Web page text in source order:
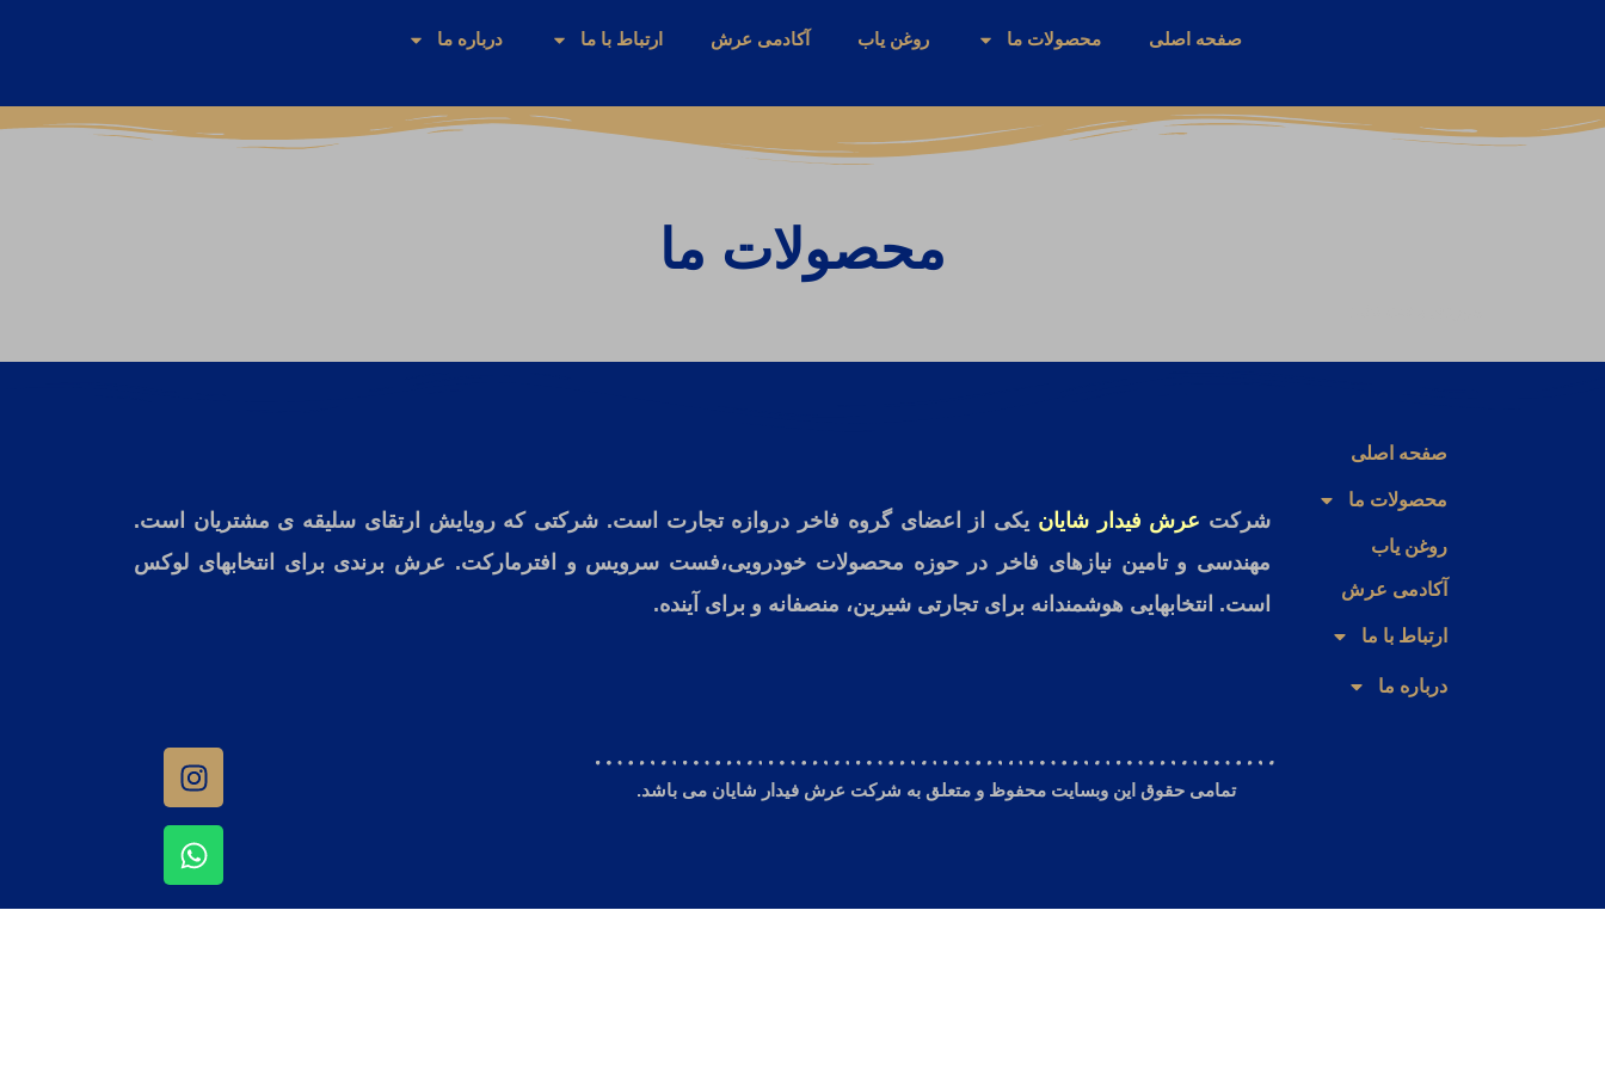
صفحه اصلی محصولات ما روغن یاب آکادمی عرش ارتباط با ما درباره ما
محصولات ما
صفحه اصلی
محصولات ما
روغن یاب
آکادمی عرش
ارتباط با ما
درباره ما
شرکت عرش فیدار شایان یکی از اعضای گروه فاخر دروازه تجارت است. شرکتی که رویایش ارتقای سلیقه ی مشتریان است.
مهندسی و تامین نیازهای فاخر در حوزه محصولات خودرویی،فست سرویس و افترمارکت. عرش برندی برای انتخابهای لوکس
است. انتخابهایی هوشمندانه برای تجارتی شیرین، منصفانه و برای آینده.
تمامی حقوق این وبسایت محفوظ و متعلق به شرکت عرش فیدار شایان می باشد.